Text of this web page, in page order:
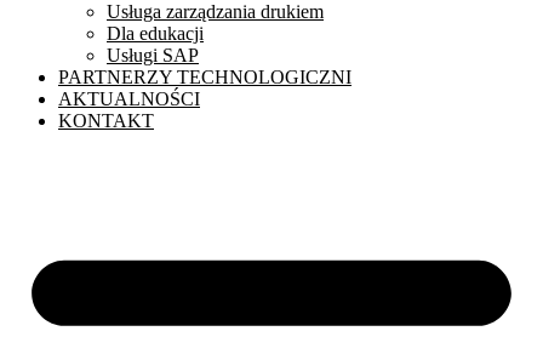
Usługa zarządzania drukiem
Dla edukacji
Usługi SAP
PARTNERZY TECHNOLOGICZNI
AKTUALNOŚCI
KONTAKT